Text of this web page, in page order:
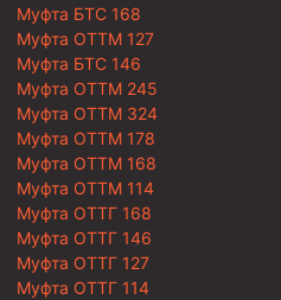
Муфта БТС 168
Муфта ОТТМ 127
Муфта БТС 146
Муфта ОТТМ 245
Муфта ОТТМ 324
Муфта ОТТМ 178
Муфта ОТТМ 168
Муфта ОТТМ 114
Муфта ОТТГ 168
Муфта ОТТГ 146
Муфта ОТТГ 127
Муфта ОТТГ 114